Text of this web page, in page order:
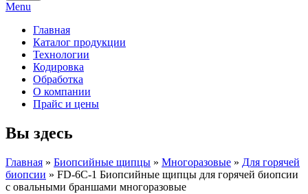
Menu
Главная
Каталог продукции
Технологии
Кодировка
Обработка
О компании
Прайс и цены
Вы здесь
Главная » Биопсийные щипцы » Многоразовые » Для горячей
биопсии » FD-6C-1 Биопсийные щипцы для горячей биопсии
с овальными браншами многоразовые